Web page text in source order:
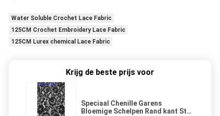
Water Soluble Crochet Lace Fabric
125CM Crochet Embroidery Lace Fabric
125CM Lurex chemical Lace Fabric
Krijg de beste prijs voor
Speciaal Chenille Garens
Bloemige Schelpen Rand kant Stof